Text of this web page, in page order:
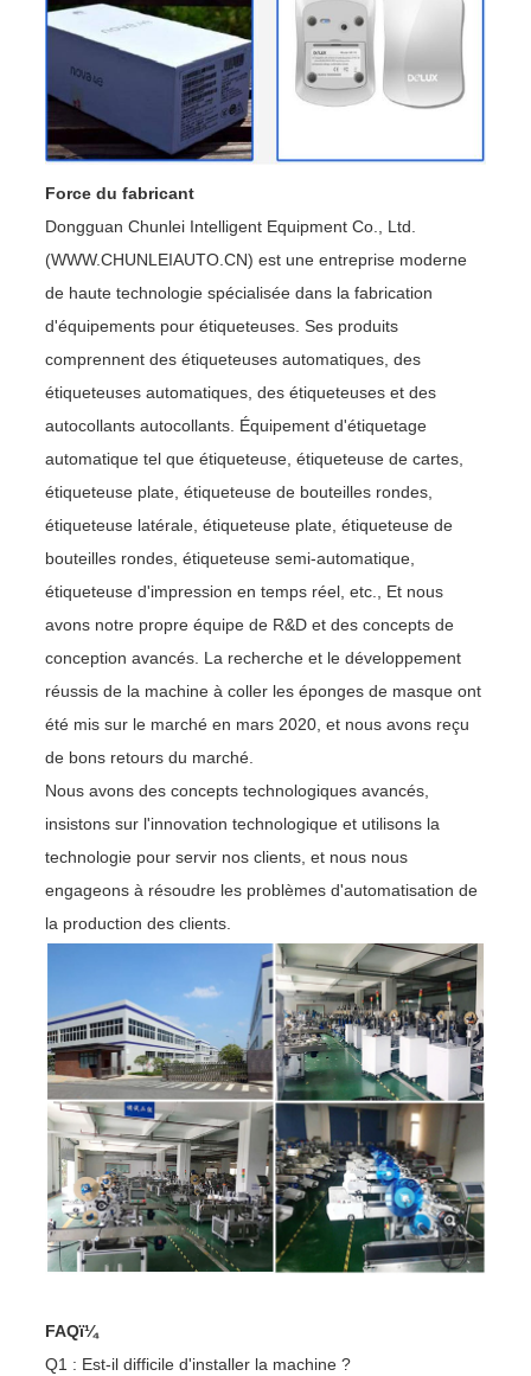
Force du fabricant
Dongguan Chunlei Intelligent Equipment Co., Ltd.
(WWW.CHUNLEIAUTO.CN) est une entreprise moderne
de haute technologie spécialisée dans la fabrication
d'équipements pour étiqueteuses. Ses produits
comprennent des étiqueteuses automatiques, des
étiqueteuses automatiques, des étiqueteuses et des
autocollants autocollants. Équipement d'étiquetage
automatique tel que étiqueteuse, étiqueteuse de cartes,
étiqueteuse plate, étiqueteuse de bouteilles rondes,
étiqueteuse latérale, étiqueteuse plate, étiqueteuse de
bouteilles rondes, étiqueteuse semi-automatique,
étiqueteuse d'impression en temps réel, etc., Et nous
avons notre propre équipe de R&D et des concepts de
conception avancés. La recherche et le développement
réussis de la machine à coller les éponges de masque ont
été mis sur le marché en mars 2020, et nous avons reçu
de bons retours du marché.
Nous avons des concepts technologiques avancés,
insistons sur l'innovation technologique et utilisons la
technologie pour servir nos clients, et nous nous
engageons à résoudre les problèmes d'automatisation de
la production des clients.
FAQï¼
Q1 : Est-il difficile d'installer la machine ?